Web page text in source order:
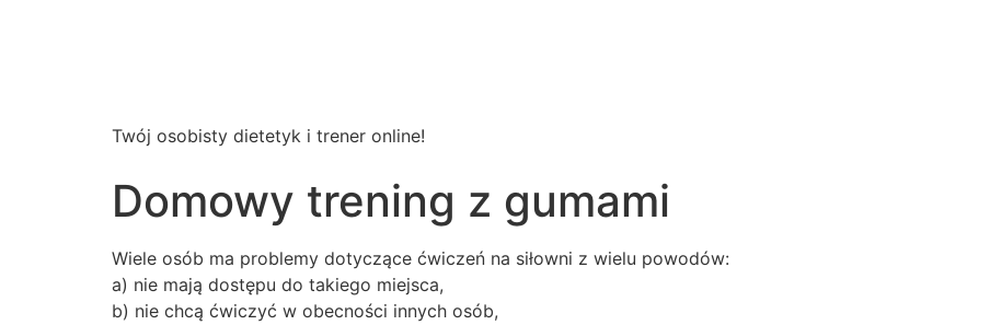
Twój osobisty dietetyk i trener online!
Domowy trening z gumami
Wiele osób ma problemy dotyczące ćwiczeń na siłowni z wielu powodów:
a) nie mają dostępu do takiego miejsca,
b) nie chcą ćwiczyć w obecności innych osób,